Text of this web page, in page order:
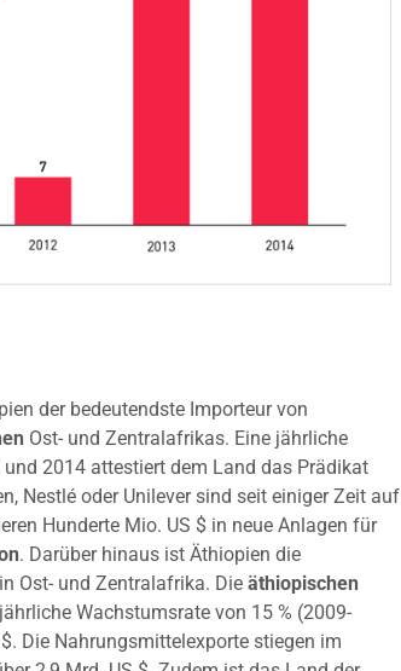
der bedeutendste Importeur von
Ost- und Zentralafrikas. Eine jährliche
2014 attestiert dem Land das Prädikat
Nestlé oder Unilever sind seit einiger Zeit auf
Hunderte Mio. US $ in neue Anlagen für
. Darüber hinaus ist Äthiopien die
Ost- und Zentralafrika. Die äthiopischen
Wachstumsrate von 15 % (2009-
Die Nahrungsmittelexporte stiegen im